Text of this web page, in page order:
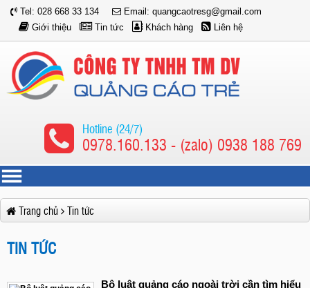
Tel: 028 668 33 134
Email: quangcaotresg@gmail.com
Giới thiệu
Tin tức Khách hàng Liên hệ
Hotline (24/7)
0978.160.133 - (zalo) 0938 188 769
Trang chủ Tin tức
TIN TỨC
Bộ luật quảng cáo ngoài trời cần tìm hiểu